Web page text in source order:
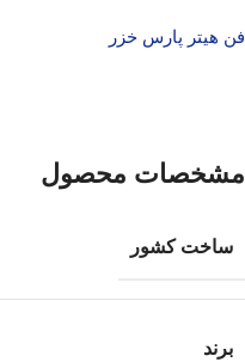
فن هیتر پارس خزر
مشخصات محصول
ساخت کشور
برند